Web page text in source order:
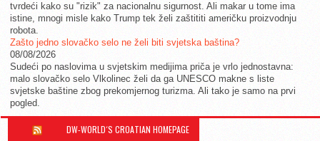
tvrdeći kako su "rizik" za nacionalnu sigurnost. Ali makar u tome ima
istine, mnogi misle kako Trump tek želi zaštititi američku proizvodnju
robota.
Zašto jedno slovačko selo ne želi biti svjetska baština?
08/08/2026
Sudeći po naslovima u svjetskim medijima priča je vrlo jednostavna:
malo slovačko selo Vlkolinec želi da ga UNESCO makne s liste
svjetske baštine zbog prekomjernog turizma. Ali tako je samo na prvi
pogled.
DW-WORLD´S CROATIAN HOMEPAGE